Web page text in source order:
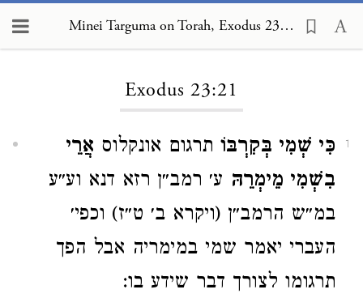
Minei Targuma on Torah, Exodus 23:21
Exodus 23:21
1 כִּי שְׁמִי בְּקִרְבּוֹ תרגום אונקלוס אֲרֵי
בִשְׁמִי מֵימְרֵהּ ע׳ רמב״ן רזא דנא וע״ע
במ״ש הרמב״ן (ויקרא ב׳ ט״ז) וכפי׳
העברי יאמר שמי במימריה אבל הפך
תרגומו לצורך דבר שידע בו: